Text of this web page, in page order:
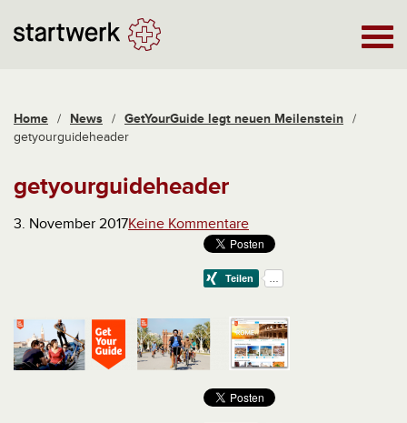
Home / News / GetYourGuide legt neuen Meilenstein /
getyourguideheader
getyourguideheader
3. November 2017Keine Kommentare